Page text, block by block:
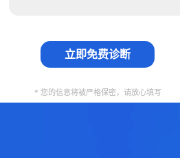
立即免费诊断
* 您的信息将被严格保密，请放心填写